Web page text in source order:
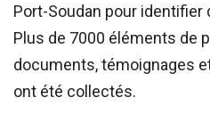
Port-Soudan pour identifier
Plus de 7000 éléments de
documents, témoignages
ont été collectés.